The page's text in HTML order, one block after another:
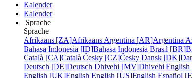
Kalender
Kalender
Sprache
Sprache
Afrikaans [ZA]Afrikaans Argentina [AR]Argentina
Bahasa Indonesia [ID]Bahasa Indonesia Brasil [BR]
Català [CA]Català Česky [CZ]Česky Dansk [DK]
Deutsch [DE]Deutsch Dhivehi [MV]Dhivehi
English [UK]English English [US]English Español